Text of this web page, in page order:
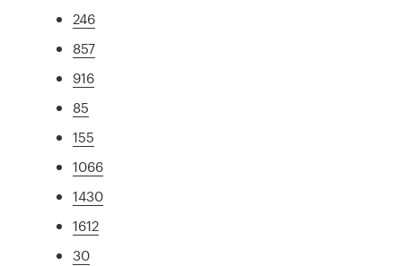
246
857
916
85
155
1066
1430
1612
30